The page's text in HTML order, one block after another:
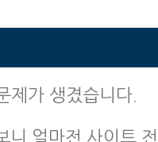
제가 생겼습니다.
얼마전 사이트 전